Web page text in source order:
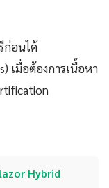
ก่อนได้
เมื่อต้องการเนื้อหา
Hybrid